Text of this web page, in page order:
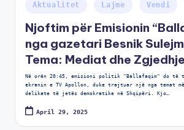
Aktualitet Lajme Vendi
Njoftim për Emisionin
nga gazetari Besnik
Tema: Mediat dhe
Në orën 20:45, emisioni politik "Ballafaqim" do të
ekranin e TV Apollon, duke trajtuar një nga temat
delikate të jetës demokratike në Shqipëri. Kjo…
April 29, 2025